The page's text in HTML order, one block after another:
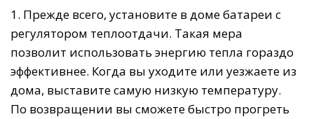
1. Прежде всего, установите в доме батареи с
регулятором теплоотдачи. Такая мера
позволит использовать энергию тепла гораздо
эффективнее. Когда вы уходите или уезжаете из
дома, выставите самую низкую температуру.
По возвращении вы сможете быстро прогреть